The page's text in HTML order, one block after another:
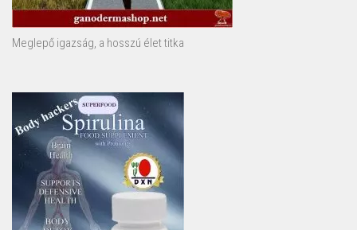
Meglepő igazság, a hosszú élet titka